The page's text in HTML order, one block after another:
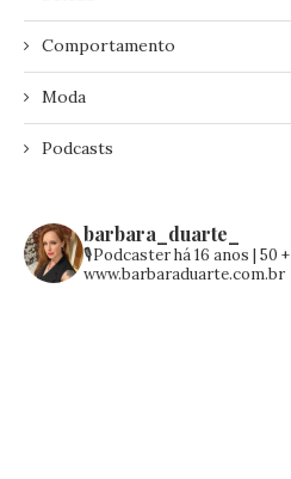
Comportamento
Moda
Podcasts
barbara_duarte_
🎙️Podcaster há 16 anos | 50 +
www.barbaraduarte.com.br